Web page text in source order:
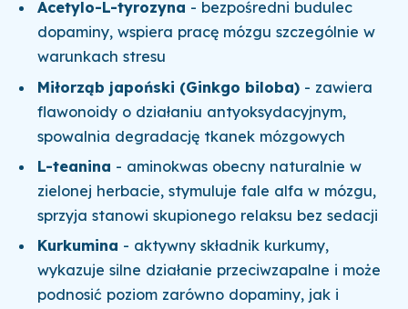
Acetylo-L-tyrozyna - bezpośredni budulec
dopaminy, wspiera pracę mózgu szczególnie w
warunkach stresu
Miłorząb japoński (Ginkgo biloba) - zawiera
flawonoidy o działaniu antyoksydacyjnym,
spowalnia degradację tkanek mózgowych
L-teanina - aminokwas obecny naturalnie w
zielonej herbacie, stymuluje fale alfa w mózgu,
sprzyja stanowi skupionego relaksu bez sedacji
Kurkumina - aktywny składnik kurkumy,
wykazuje silne działanie przeciwzapalne i może
podnosić poziom zarówno dopaminy, jak i